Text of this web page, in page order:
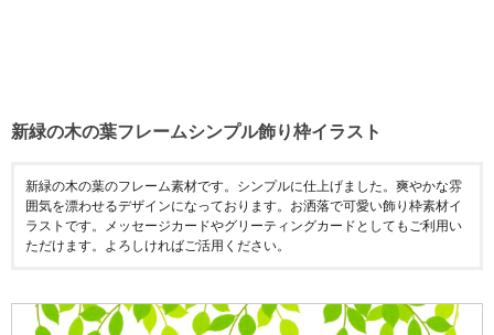
新緑の木の葉フレームシンプル飾り枠イラスト
新緑の木の葉のフレーム素材です。シンプルに仕上げました。爽やかな雰
囲気を漂わせるデザインになっております。お洒落で可愛い飾り枠素材イ
ラストです。メッセージカードやグリーティングカードとしてもご利用い
ただけます。よろしければご活用ください。